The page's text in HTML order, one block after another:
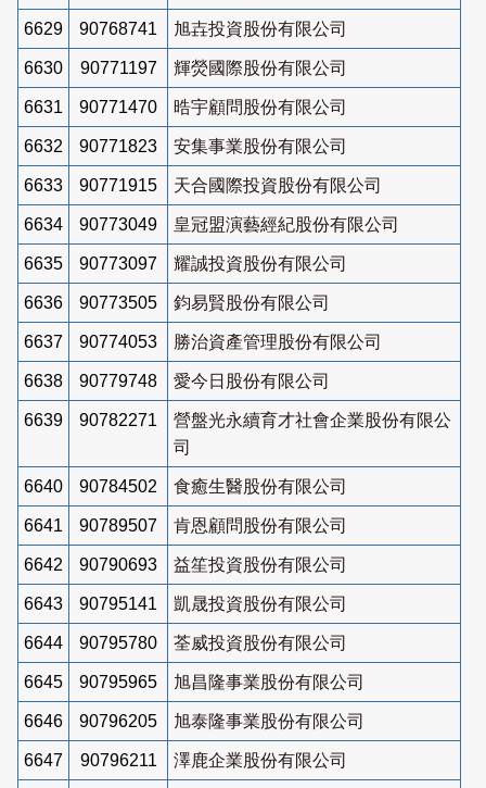
6629 90768741 旭壵投資股份有限公司
6630 90771197 輝熒國際股份有限公司
6631 90771470 晧宇顧問股份有限公司
6632 90771823 安集事業股份有限公司
6633 90771915 天合國際投資股份有限公司
6634 90773049 皇冠盟演藝經紀股份有限公司
6635 90773097 耀誠投資股份有限公司
6636 90773505 鈞易賢股份有限公司
6637 90774053 勝治資產管理股份有限公司
6638 90779748 愛今日股份有限公司
6639 90782271
營盤光永續育才社會企業股份有限公
司
6640 90784502 食癒生醫股份有限公司
6641 90789507 肯恩顧問股份有限公司
6642 90790693 益笙投資股份有限公司
6643 90795141 凱晟投資股份有限公司
6644 90795780 荃威投資股份有限公司
6645 90795965 旭昌隆事業股份有限公司
6646 90796205 旭泰隆事業股份有限公司
6647 90796211 澤鹿企業股份有限公司